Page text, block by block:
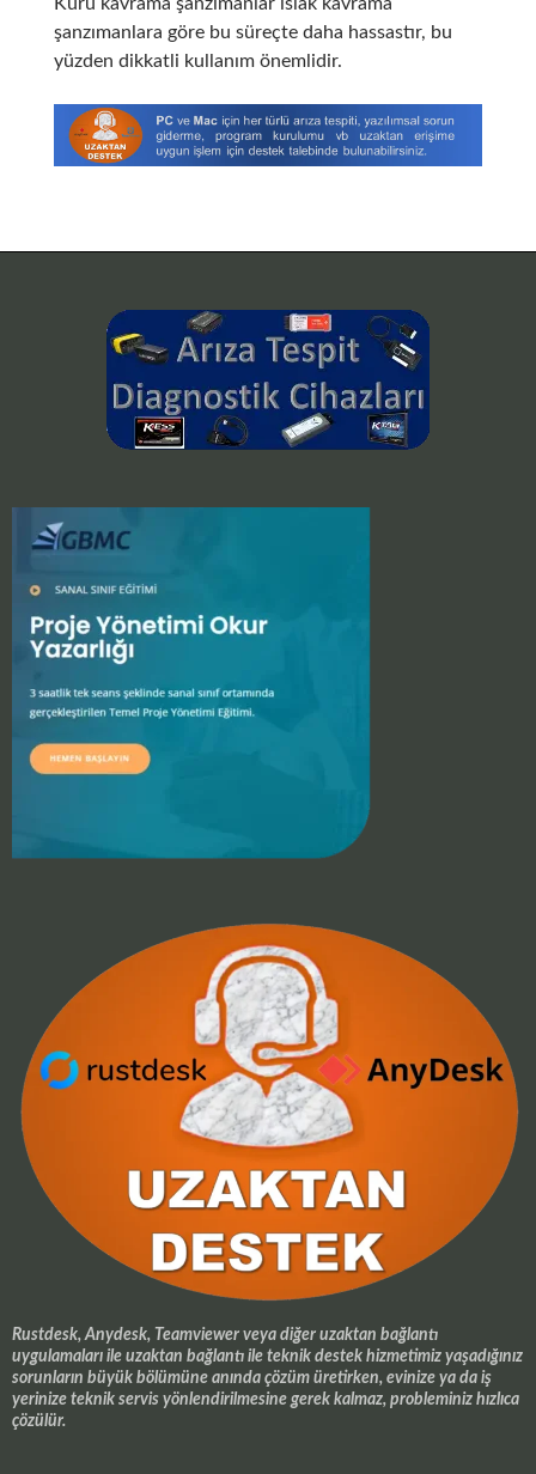
şanzımanlara göre bu süreçte daha hassastır, bu
yüzden dikkatli kullanım önemlidir.
Rustdesk, Anydesk, Teamviewer veya diğer uzaktan bağlantı
uygulamaları ile uzaktan bağlantı ile teknik destek hizmetimiz yaşadığınız
sorunların büyük bölümüne anında çözüm üretirken, evinize ya da iş
yerinize teknik servis yönlendirilmesine gerek kalmaz, probleminiz hızlıca
çözülür.